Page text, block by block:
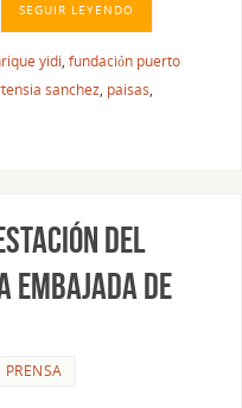
SEGUIR LEYENDO
yidi, fundación puerto
sanchez, paisas,
del
de
PRENSA